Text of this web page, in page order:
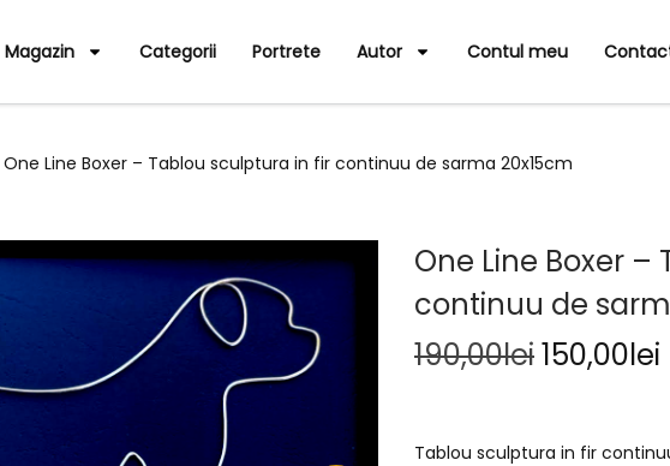
Magazin Categorii Portrete Autor Contul meu
One Line Boxer – Tablou sculptura in fir continuu de sarma 20x15cm
One Line Boxer
continuu de
190,00lei150,00lei
Tablou sculptura in fir